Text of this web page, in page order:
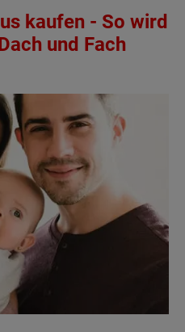
kaufen - So wird
und Fach